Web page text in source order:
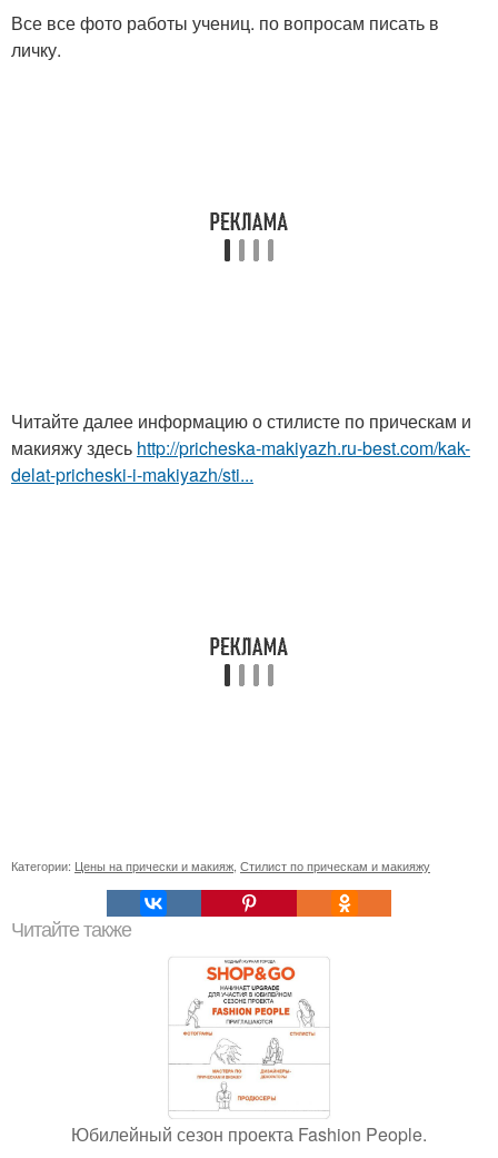
Все все фото работы учениц. по вопросам писать в
личку.
Читайте далее информацию о стилисте по прическам и
макияжу здесь http://pricheska-makiyazh.ru-best.com/kak-
delat-pricheski-i-makiyazh/sti...
Категории: Цены на прически и макияж Стилист по прическам и макияжу
Читайте также
Юбилейный сезон проекта Fashion People.